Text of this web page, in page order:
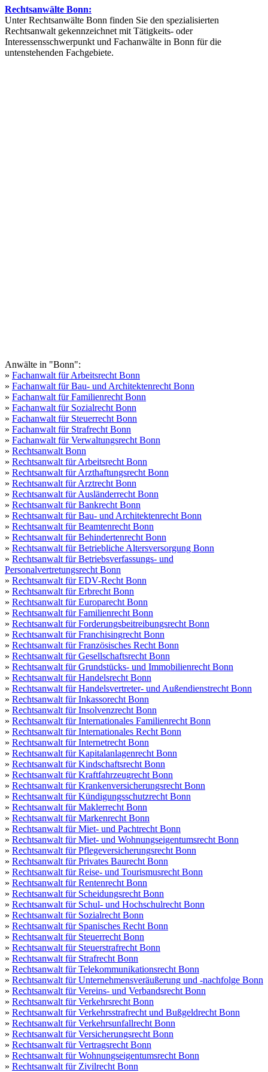
Rechtsanwälte Bonn:
Unter Rechtsanwälte Bonn finden Sie den spezialisierten
Rechtsanwalt gekennzeichnet mit Tätigkeits- oder
Interessensschwerpunkt und Fachanwälte in Bonn für die
untenstehenden Fachgebiete.
Anwälte in "Bonn":
» Fachanwalt für Arbeitsrecht Bonn
» Fachanwalt für Bau- und Architektenrecht Bonn
» Fachanwalt für Familienrecht Bonn
» Fachanwalt für Sozialrecht Bonn
» Fachanwalt für Steuerrecht Bonn
» Fachanwalt für Strafrecht Bonn
» Fachanwalt für Verwaltungsrecht Bonn
» Rechtsanwalt Bonn
» Rechtsanwalt für Arbeitsrecht Bonn
» Rechtsanwalt für Arzthaftungsrecht Bonn
» Rechtsanwalt für Arztrecht Bonn
» Rechtsanwalt für Ausländerrecht Bonn
» Rechtsanwalt für Bankrecht Bonn
» Rechtsanwalt für Bau- und Architektenrecht Bonn
» Rechtsanwalt für Beamtenrecht Bonn
» Rechtsanwalt für Behindertenrecht Bonn
» Rechtsanwalt für Betriebliche Altersversorgung Bonn
» Rechtsanwalt für Betriebsverfassungs- und
Personalvertretungsrecht Bonn
» Rechtsanwalt für EDV-Recht Bonn
» Rechtsanwalt für Erbrecht Bonn
» Rechtsanwalt für Europarecht Bonn
» Rechtsanwalt für Familienrecht Bonn
» Rechtsanwalt für Forderungsbeitreibungsrecht Bonn
» Rechtsanwalt für Franchisingrecht Bonn
» Rechtsanwalt für Französisches Recht Bonn
» Rechtsanwalt für Gesellschaftsrecht Bonn
» Rechtsanwalt für Grundstücks- und Immobilienrecht Bonn
» Rechtsanwalt für Handelsrecht Bonn
» Rechtsanwalt für Handelsvertreter- und Außendienstrecht Bonn
» Rechtsanwalt für Inkassorecht Bonn
» Rechtsanwalt für Insolvenzrecht Bonn
» Rechtsanwalt für Internationales Familienrecht Bonn
» Rechtsanwalt für Internationales Recht Bonn
» Rechtsanwalt für Internetrecht Bonn
» Rechtsanwalt für Kapitalanlagenrecht Bonn
» Rechtsanwalt für Kindschaftsrecht Bonn
» Rechtsanwalt für Kraftfahrzeugrecht Bonn
» Rechtsanwalt für Krankenversicherungsrecht Bonn
» Rechtsanwalt für Kündigungsschutzrecht Bonn
» Rechtsanwalt für Maklerrecht Bonn
» Rechtsanwalt für Markenrecht Bonn
» Rechtsanwalt für Miet- und Pachtrecht Bonn
» Rechtsanwalt für Miet- und Wohnungseigentumsrecht Bonn
» Rechtsanwalt für Pflegeversicherungsrecht Bonn
» Rechtsanwalt für Privates Baurecht Bonn
» Rechtsanwalt für Reise- und Tourismusrecht Bonn
» Rechtsanwalt für Rentenrecht Bonn
» Rechtsanwalt für Scheidungsrecht Bonn
» Rechtsanwalt für Schul- und Hochschulrecht Bonn
» Rechtsanwalt für Sozialrecht Bonn
» Rechtsanwalt für Spanisches Recht Bonn
» Rechtsanwalt für Steuerrecht Bonn
» Rechtsanwalt für Steuerstrafrecht Bonn
» Rechtsanwalt für Strafrecht Bonn
» Rechtsanwalt für Telekommunikationsrecht Bonn
» Rechtsanwalt für Unternehmensveräußerung und -nachfolge Bonn
» Rechtsanwalt für Vereins- und Verbandsrecht Bonn
» Rechtsanwalt für Verkehrsrecht Bonn
» Rechtsanwalt für Verkehrsstrafrecht und Bußgeldrecht Bonn
» Rechtsanwalt für Verkehrsunfallrecht Bonn
» Rechtsanwalt für Versicherungsrecht Bonn
» Rechtsanwalt für Vertragsrecht Bonn
» Rechtsanwalt für Wohnungseigentumsrecht Bonn
» Rechtsanwalt für Zivilrecht Bonn